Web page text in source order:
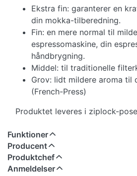
Ekstra fin: garanterer en
din mokka-tilberedning.
Fin: en mere normal til
espressomaskine, din
håndbrygning.
Middel: til traditionelle
Grov: lidt mildere aroma til
(French-Press)
Produktet leveres i ziplock-
Funktioner
Producent
Produktchef
Anmeldelser